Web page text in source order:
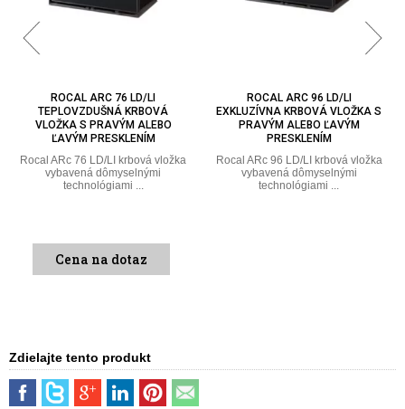
ROCAL ARC 76 LD/LI
TEPLOVZDUŠNÁ KRBOVÁ
VLOŽKA S PRAVÝM ALEBO
ĽAVÝM PRESKLENÍM
Rocal ARc 76 LD/LI krbová vložka
vybavená dômyselnými
technológiami ...
Cena na dotaz
ROCAL ARC 96 LD/LI
EXKLUZÍVNA KRBOVÁ VLOŽKA S
PRAVÝM ALEBO ĽAVÝM
PRESKLENÍM
Rocal ARc 96 LD/LI krbová vložka
vybavená dômyselnými
technológiami ...
Zdielajte tento produkt